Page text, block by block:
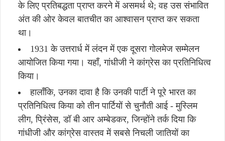
के लिए प्रतिबद्धता प्राप्त करने में असमर्थ थे; वह उस संभावित
अंत की ओर केवल बातचीत का आश्वासन प्राप्त कर सकता
था।
1931 के उत्तरार्ध में लंदन में एक दूसरा गोलमेज सम्मेलन
आयोजित किया गया। यहाँ, गांधीजी ने कांग्रेस का प्रतिनिधित्व
किया।
हालाँकि, उनका दावा है कि उनकी पार्टी ने पूरे भारत का
प्रतिनिधित्व किया को तीन पार्टियों से चुनौती आई - मुस्लिम
लीग, प्रिंसेस, डॉ बी आर अम्बेडकर, जिन्होंने तर्क दिया कि
गांधीजी और कांग्रेस वास्तव में सबसे निचली जातियों का